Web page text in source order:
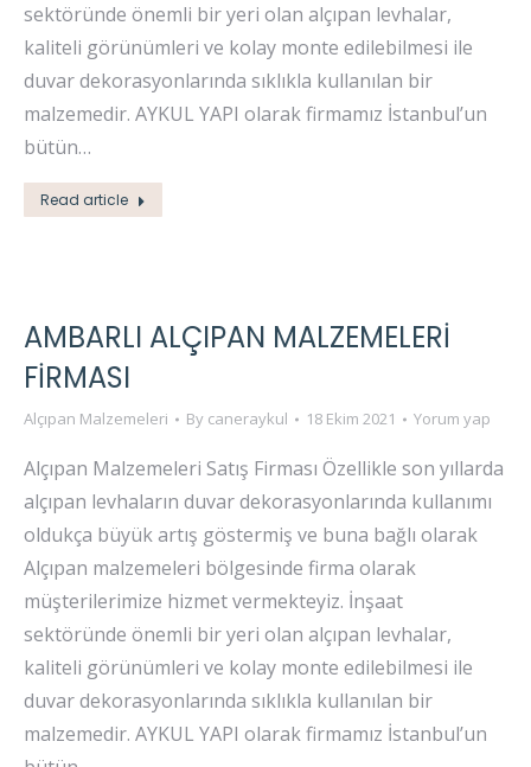
sektöründe önemli bir yeri olan alçıpan levhalar,
kaliteli görünümleri ve kolay monte edilebilmesi ile
duvar dekorasyonlarında sıklıkla kullanılan bir
malzemedir. AYKUL YAPI olarak firmamız İstanbul’un
bütün…
Read article
AMBARLI ALÇIPAN MALZEMELERI
FIRMASI
Alçıpan Malzemeleri By caneraykul 18 Ekim 2021 Yorum yap
Alçıpan Malzemeleri Satış Firması Özellikle son yıllarda
alçıpan levhaların duvar dekorasyonlarında kullanımı
oldukça büyük artış göstermiş ve buna bağlı olarak
Alçıpan malzemeleri bölgesinde firma olarak
müşterilerimize hizmet vermekteyiz. İnşaat
sektöründe önemli bir yeri olan alçıpan levhalar,
kaliteli görünümleri ve kolay monte edilebilmesi ile
duvar dekorasyonlarında sıklıkla kullanılan bir
malzemedir. AYKUL YAPI olarak firmamız İstanbul’un